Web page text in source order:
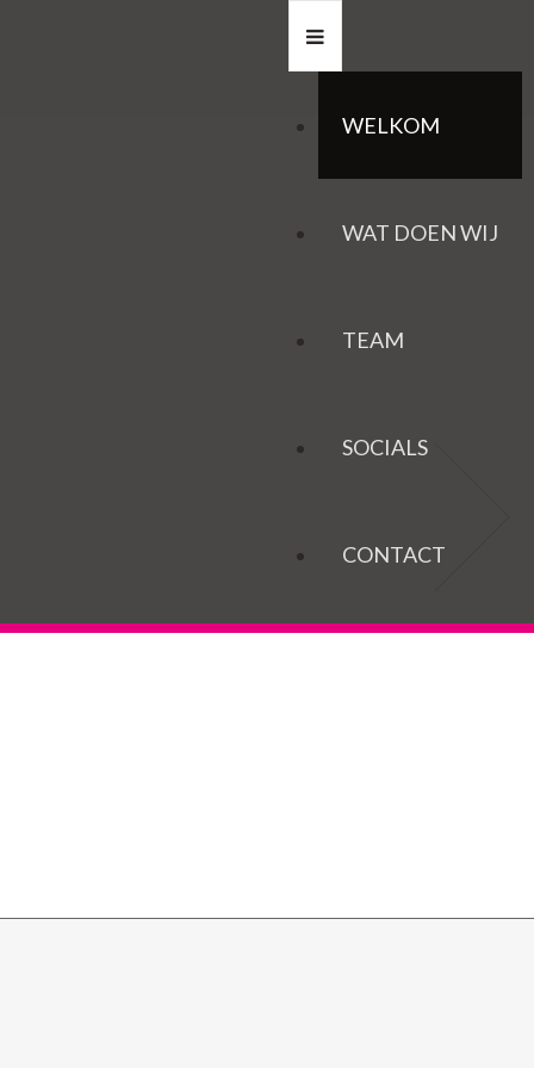
WELKOM
WAT DOEN WIJ
TEAM
SOCIALS
CONTACT